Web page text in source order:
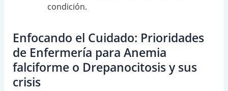
condición.
Enfocando el Cuidado: Prioridades
de Enfermería para Anemia
falciforme o Drepanocitosis y sus
crisis